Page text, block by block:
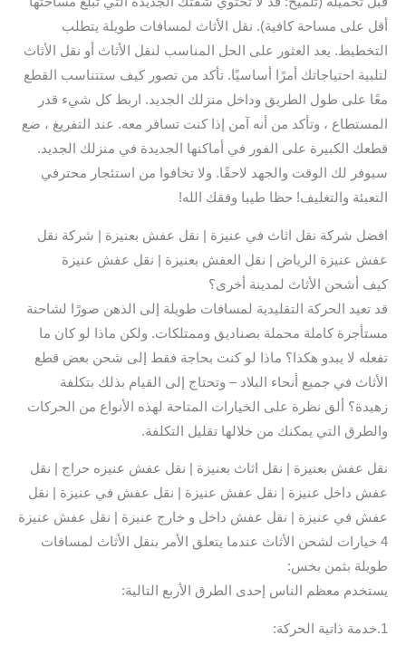
أقل على مساحة كافية). نقل الأثاث لمسافات طويلة يتطلب
التخطيط. يعد العثور على الحل المناسب لنقل الأثاث أو نقل الأثاث
لتلبية احتياجاتك أمرًا أساسيًا. تأكد من تصور كيف ستتناسب القطع
معًا على طول الطريق وداخل منزلك الجديد. اربط كل شيء قدر
المستطاع ، وتأكد من أنه آمن إذا كنت تسافر معه. عند التفريغ ، ضع
قطعك الكبيرة على الفور في أماكنها الجديدة في منزلك الجديد.
سيوفر لك الوقت والجهد لاحقًا. ولا تخافوا من استئجار محترفي
التعبئة والتغليف! حظا طيبا وفقك الله!
افضل شركة نقل اثاث في عنيزة | نقل عفش بعنيزة | شركة نقل
عفش عنيزة الرياض | نقل العفش بعنيزة | نقل عفش عنيزة
كيف أشحن الأثاث لمدينة أخرى؟
قد تعيد الحركة التقليدية لمسافات طويلة إلى الذهن صورًا لشاحنة
مستأجرة كاملة محملة بصناديق وممتلكات. ولكن ماذا لو كان ما
تفعله لا يبدو هكذا؟ ماذا لو كنت بحاجة فقط إلى شحن بعض قطع
الأثاث في جميع أنحاء البلاد – وتحتاج إلى القيام بذلك بتكلفة
زهيدة؟ ألق نظرة على الخيارات المتاحة لهذه الأنواع من الحركات
والطرق التي يمكنك من خلالها تقليل التكلفة.
نقل عفش بعنيزة | نقل اثاث بعنيزة | نقل عفش عنيزه حراج | نقل
عفش داخل عنيزة | نقل عفش عنيزة | نقل عفش في عنيزة | نقل
عفش في عنيزة | نقل عفش داخل و خارج عنيزة | نقل عفش عنيزة
4 خيارات لشحن الأثاث عندما يتعلق الأمر بنقل الأثاث لمسافات
طويلة بثمن بخس:
يستخدم معظم الناس إحدى الطرق الأربع التالية:
1.خدمة ذاتية الحركة: